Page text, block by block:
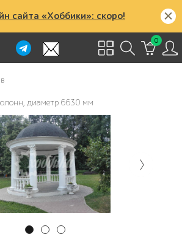
сайта «Хоббики»: скоро!
0
диаметр 6630 мм